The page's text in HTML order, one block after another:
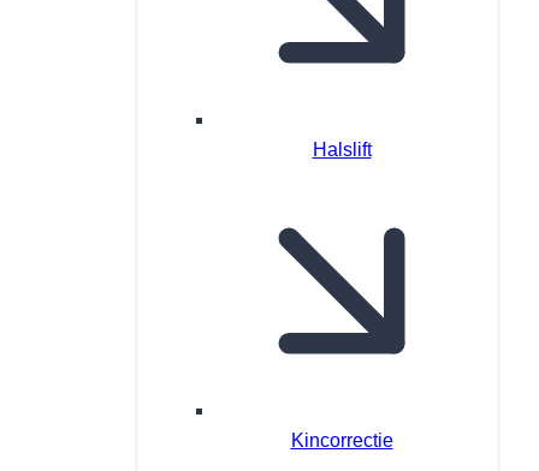
Halslift
Kincorrectie